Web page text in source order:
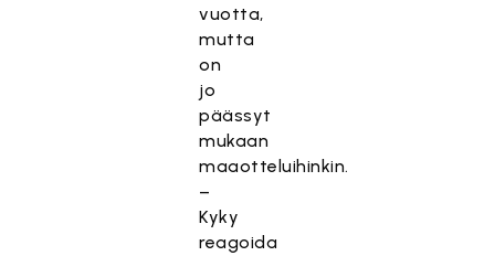
vuotta,
mutta
on
jo
päässyt
mukaan
maaotteluihinkin.
–
Kyky
reagoida